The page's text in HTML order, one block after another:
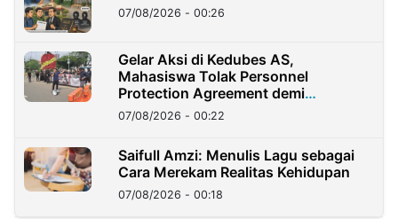
07/08/2026 - 00:26
Gelar Aksi di Kedubes AS,
Mahasiswa Tolak Personnel
Protection Agreement demi
Kedaulatan Negara
07/08/2026 - 00:22
Saifull Amzi: Menulis Lagu sebagai
Cara Merekam Realitas Kehidupan
07/08/2026 - 00:18